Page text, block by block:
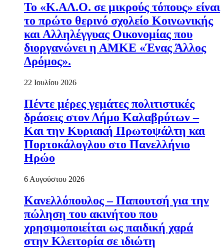
Το «Κ.ΑΛ.Ο. σε μικρούς τόπους» είναι
το πρώτο θερινό σχολείο Κοινωνικής
και Αλληλέγγυας Οικονομίας που
διοργανώνει η ΑΜΚΕ «Ένας Άλλος
Δρόμος».
22 Ιουλίου 2026
Πέντε μέρες γεμάτες πολιτιστικές
δράσεις στον Δήμο Καλαβρύτων –
Και την Κυριακή Πρωτοψάλτη και
Πορτοκάλογλου στο Πανελλήνιο
Ηρώο
6 Αυγούστου 2026
Κανελλόπουλος – Παπουτσή για την
πώληση του ακινήτου που
χρησιμοποιείται ως παιδική χαρά
στην Κλειτορία σε ιδιώτη